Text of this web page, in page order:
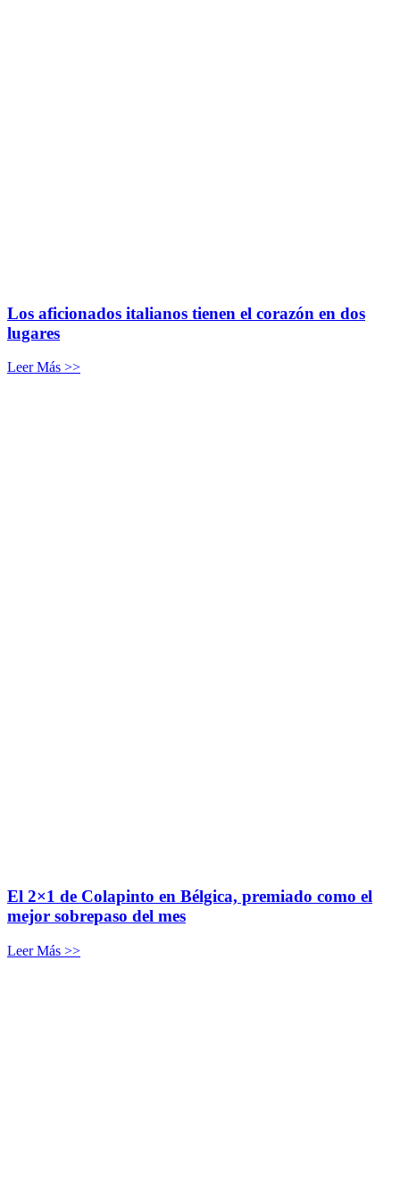
Los aficionados italianos tienen el corazón en dos
lugares
Leer Más >>
El 2×1 de Colapinto en Bélgica, premiado como el
mejor sobrepaso del mes
Leer Más >>